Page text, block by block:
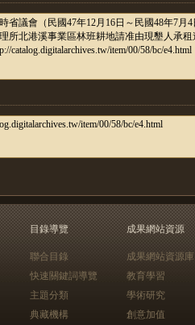
目錄導覽
聯合目錄
快速關鍵詞導覽
主題分類
典藏機構
成果網站資源
成果網站資源庫
教育學習
學術研究
創意加值